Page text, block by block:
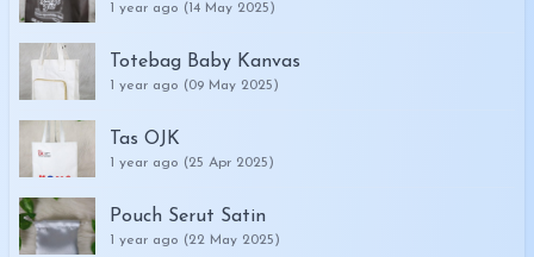
1 year ago (14 May 2025)
Totebag Baby Kanvas
1 year ago (09 May 2025)
Tas OJK
1 year ago (25 Apr 2025)
Pouch Serut Satin
1 year ago (22 May 2025)